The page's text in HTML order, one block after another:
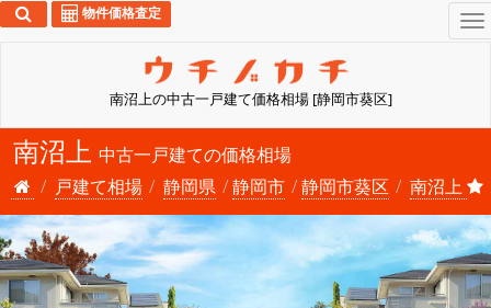
南沼上の中古一戸建て価格相場 [静岡市葵区]
物件価格査定
南沼上 中古一戸建ての価格相場
戸建て相場
静岡県 静岡市 静岡市葵区 南沼上